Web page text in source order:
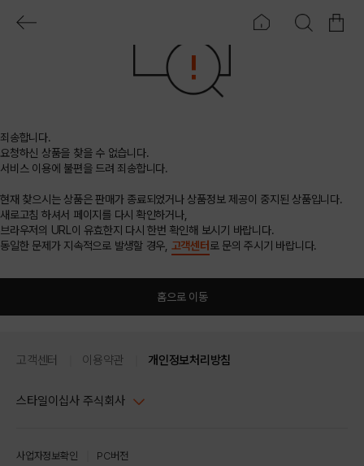
죄송합니다.
요청하신 상품을 찾을 수 없습니다.
서비스 이용에 불편을 드려 죄송합니다.
현재 찾으시는 상품은 판매가 종료되었거나 상품정보 제공이 중지된 상품입니다.
새로고침 하셔서 페이지를 다시 확인하거나,
브라우저의 URL이 유효한지 다시 한번 확인해 보시기 바랍니다.
동일한 문제가 지속적으로 발생할 경우, 고객센터 로 문의 주시기 바랍니다.
홈으로 이동
고객센터 이용약관 개인정보처리방침
스타일이십사 주식회사
주소 : 서울시 강남구 논현로 633, 6층 (논현동, 한세엠케이빌딩)
사업자정보확인 PC버전